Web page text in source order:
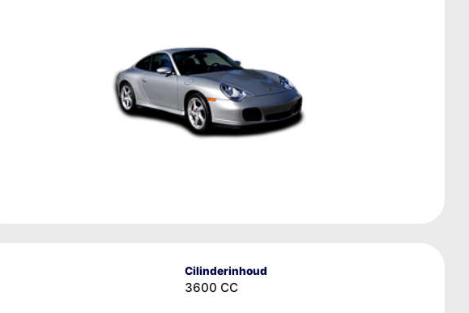
Cilinderinhoud
3600 CC